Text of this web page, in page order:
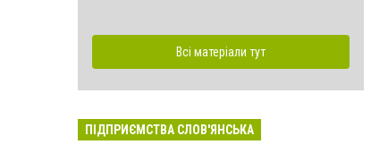
Всі матеріали тут
ПІДПРИЄМСТВА СЛОВ'ЯНСЬКА